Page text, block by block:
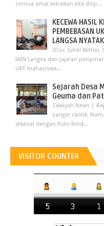
semua amal kebaikan kita dilip...
KECEWA HASIL
PEMBEBASAN
LANGSA
(Doc. Juhel Mitha)
IAIN Langsa dan jajaran
UKT mahasiswa...
Sejarah Desa
Geuma dan
Zawiyah News |
sangat cantik.
dikenal dengan Putri Rind...
VISITOR COUNTER